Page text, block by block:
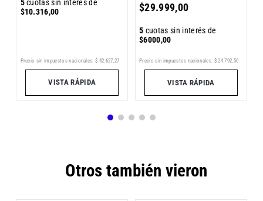
5cuotas sin interés de
$10.316,00
Precio sin impuestos nacionales: $ 42 627 27
VISTA RÁPIDA
$29.999,00
5 cuotas sin interés de
$6000,00
Precio sin impuestos nacionales: $ 24.792 56
VISTA RÁPIDA
Otros también vieron